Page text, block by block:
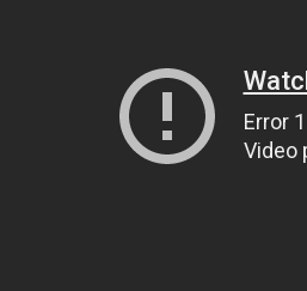
РОЗШУКУЄ 62-РІЧНУ